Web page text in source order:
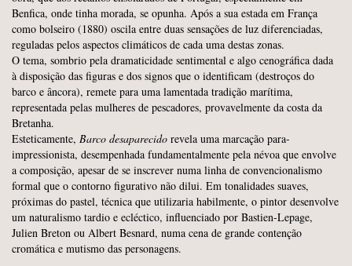
Benfica, onde tinha morada, se opunha. Após a sua estada em França
como bolseiro (1880) oscila entre duas sensações de luz diferenciadas,
reguladas pelos aspectos climáticos de cada uma destas zonas.
O tema, sombrio pela dramaticidade sentimental e algo cenográfica dada
à disposição das figuras e dos signos que o identificam (destroços do
barco e âncora), remete para uma lamentada tradição marítima,
representada pelas mulheres de pescadores, provavelmente da costa da
Bretanha.
Esteticamente, Barco desaparecido revela uma marcação para-
impressionista, desempenhada fundamentalmente pela névoa que envolve
a composição, apesar de se inscrever numa linha de convencionalismo
formal que o contorno figurativo não dilui. Em tonalidades suaves,
próximas do pastel, técnica que utilizaria habilmente, o pintor desenvolve
um naturalismo tardio e ecléctico, influenciado por Bastien-Lepage,
Julien Breton ou Albert Besnard, numa cena de grande contenção
cromática e mutismo das personagens.